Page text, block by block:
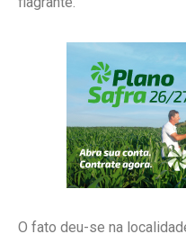
O fato deu-se na